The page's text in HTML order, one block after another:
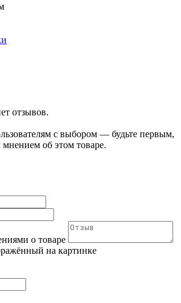
отзывов.
с выбором — будьте первым,
об этом товаре.
о товаре
на картинке